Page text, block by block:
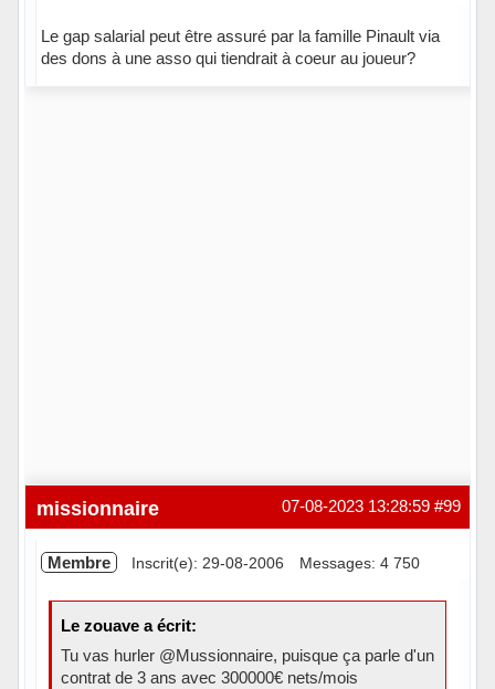
Le gap salarial peut être assuré par la famille Pinault via
des dons à une asso qui tiendrait à coeur au joueur?
#99
07-08-2023 13:28:59
missionnaire
Membre Inscrit(e): 29-08-2006 Messages: 4 750
Le zouave a écrit:
Tu vas hurler @Mussionnaire, puisque ça parle d'un
contrat de 3 ans avec 300000€ nets/mois